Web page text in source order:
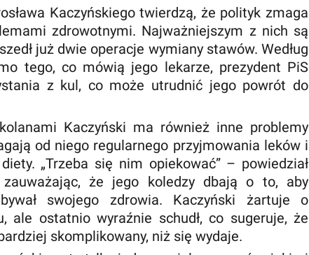
Kaczyńskiego twierdzą, że polityk zmaga
zdrowotnymi. Najważniejszym z nich są
już dwie operacje wymiany stawów. Według
tego, co mówią jego lekarze, prezydent PiS
z kul, co może utrudnić jego powrót do
Kaczyński ma również inne problemy
od niego regularnego przyjmowania leków i
„Trzeba się nim opiekować” – powiedział
zauważając, że jego koledzy dbają o to, aby
swojego zdrowia. Kaczyński żartuje o
ale ostatnio wyraźnie schudł, co sugeruje, że
skomplikowany, niż się wydaje.